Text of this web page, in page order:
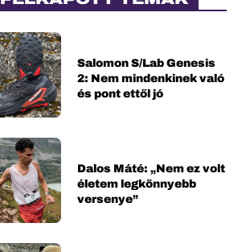
Salomon S/Lab Genesis
2: Nem mindenkinek való
és pont ettől jó
Dalos Máté: „Nem ez volt
életem legkönnyebb
versenye”